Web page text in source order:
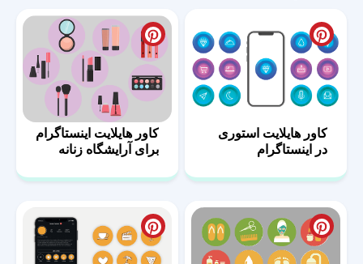
کاور هایلایت استوری
در اینستاگرام
کاور هایلایت اینستاگرام
برای آرایشگاه زنانه